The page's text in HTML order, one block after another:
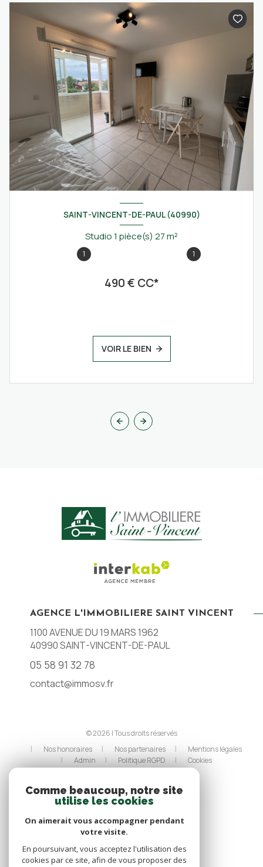
SAINT-VINCENT-DE-PAUL (40990)
Studio 1 pièce(s) 27 m²
1 1
490 € CC*
VOIR LE BIEN
AGENCE L'IMMOBILIERE SAINT VINCENT
1100 AVENUE DU 19 MARS 1962
40990SAINT-VINCENT-DE-PAUL
05 58 91 32 78
contact@immosv.fr
© 2026 | Tous droits réservés
Nos honoraires
Nos partenaires
Mentions légales
Admin
Politique RGPD Cookies
Réalisé par :
Comme beaucoup, notre site
utilise les cookies
On aimerait vous accompagner pendant
votre visite.
En poursuivant, vous acceptez l'utilisation des
cookies par ce site, afin de vous proposer des